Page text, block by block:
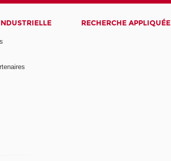
RECHERCHE APPLIQUÉE